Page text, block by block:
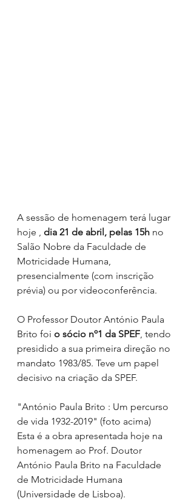
A sessão de homenagem terá lugar
hoje , dia 21 de abril, pelas 15h no
Salão Nobre da Faculdade de
Motricidade Humana,
presencialmente (com inscrição
prévia) ou por videoconferência.
O Professor Doutor António Paula
Brito foi o sócio nº1 da SPEF, tendo
presidido a sua primeira direção no
mandato 1983/85. Teve um papel
decisivo na criação da SPEF.
"António Paula Brito : Um percurso
de vida 1932-2019" (foto acima)
Esta é a obra apresentada hoje na
homenagem ao Prof. Doutor
António Paula Brito na Faculdade
de Motricidade Humana
(Universidade de Lisboa).